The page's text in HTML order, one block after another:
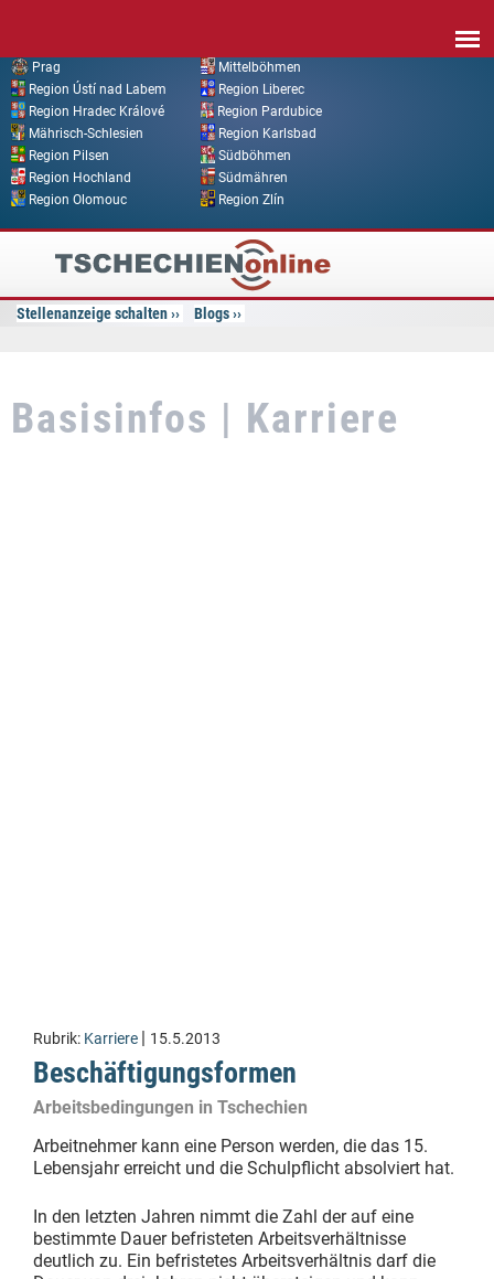
Prag
Mittelböhmen
Region Ústí nad Labem
Region Liberec
Region Hradec Králové
Region Pardubice
Mährisch-Schlesien
Region Karlsbad
Region Pilsen
Südböhmen
Region Hochland
Südmähren
Region Olomouc
Region Zlín
Tschechien
Online
Stellenanzeige schalten Blogs
Basisinfos | Karriere
Rubrik: Karriere | 15.5.2013
Beschäftigungsformen
Arbeitsbedingungen in Tschechien
Arbeitnehmer kann eine Person werden, die das 15.
Lebensjahr erreicht und die Schulpflicht absolviert hat.
In den letzten Jahren nimmt die Zahl der auf eine
bestimmte Dauer befristeten Arbeitsverhältnisse
deutlich zu. Ein befristetes Arbeitsverhältnis darf die